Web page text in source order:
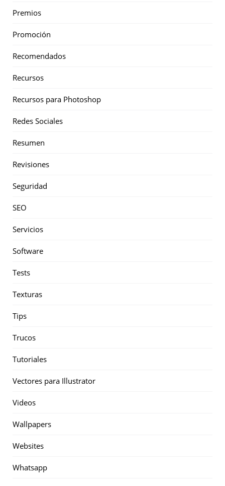
Premios
Promoción
Recomendados
Recursos
Recursos para Photoshop
Redes Sociales
Resumen
Revisiones
Seguridad
SEO
Servicios
Software
Tests
Texturas
Tips
Trucos
Tutoriales
Vectores para Illustrator
Videos
Wallpapers
Websites
Whatsapp